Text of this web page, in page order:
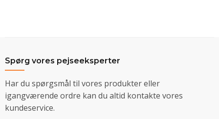
Spørg vores pejseeksperter
Har du spørgsmål til vores produkter eller
igangværende ordre kan du altid kontakte vores
kundeservice.